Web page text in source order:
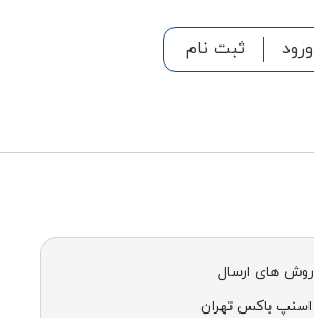
ورود ثبت نام
روش های ارسال
اسنپ باکس تهران